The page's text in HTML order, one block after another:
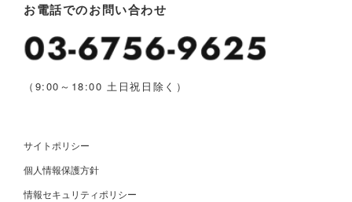
お電話でのお問い合わせ
（9:00～18:00 土日祝日除く）
サイトポリシー
個人情報保護方針
情報セキュリティポリシー